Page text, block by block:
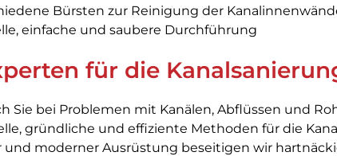
Bürsten zur Reinigung der
einfache und saubere Durchführung
für die
Sie bei Problemen mit Kanälen, Abflüssen und
gründliche und effiziente Methoden für die
und moderner Ausrüstung beseitigen wir